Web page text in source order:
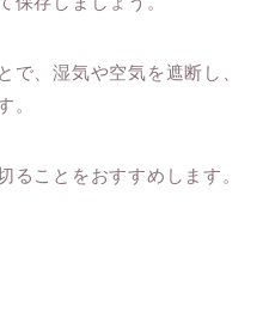
で、湿気や空気を遮断し、
。
ることをおすすめします。